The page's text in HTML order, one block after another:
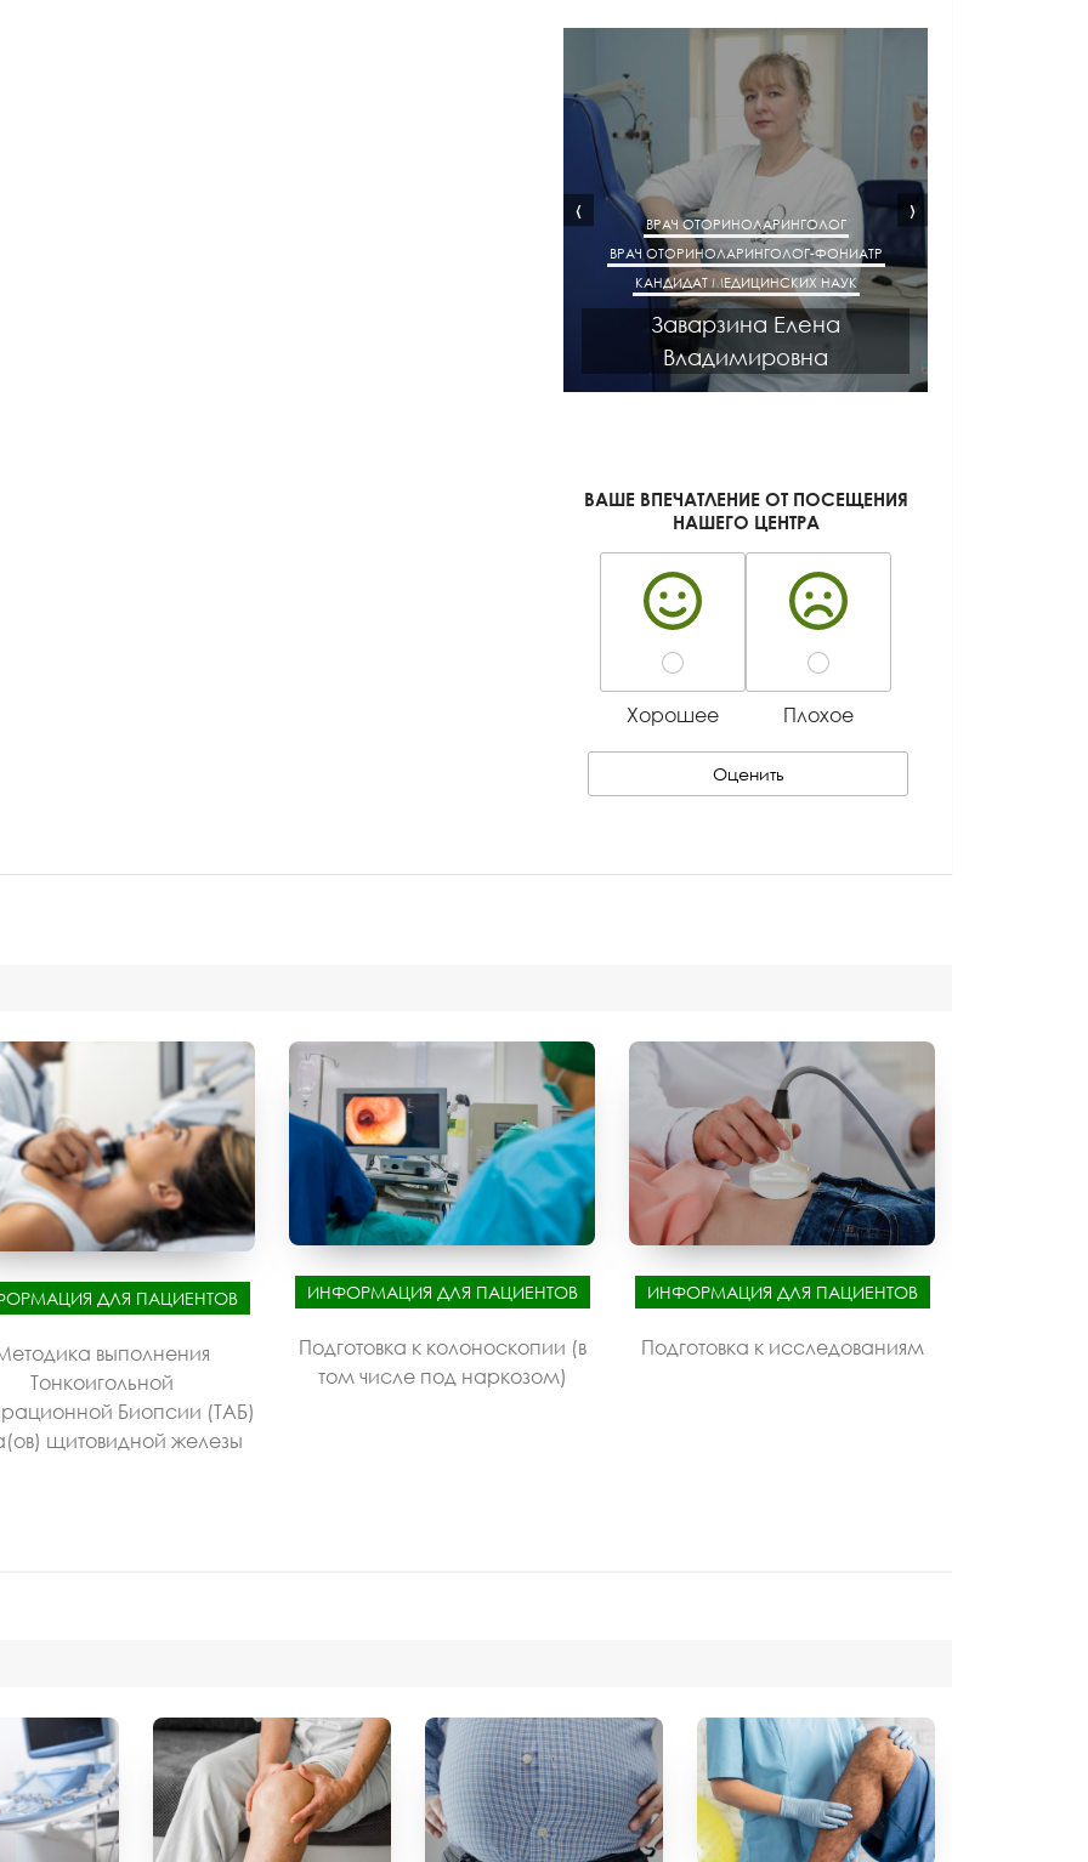
ВРАЧ ОТОРИНОЛАРИНГОЛОГ
ВРАЧ ОТОРИНОЛАРИНГОЛОГ-ФОНИАТР
КАНДИДАТ МЕДИЦИНСКИХ НАУК
Заварзина Елена
Владимировна
‹ ›
ВАШЕ ВПЕЧАТЛЕНИЕ ОТ ПОСЕЩЕНИЯ
НАШЕГО ЦЕНТРА
Хорошее Плохое
Оценить
ДЛЯ ПАЦИЕНТОВ
выполнения
Тонкоигольной
Биопсии (ТАБ)
щитовидной железы
ИНФОРМАЦИЯ ДЛЯ ПАЦИЕНТОВ
Подготовка к колоноскопии (в
том числе под наркозом)
ИНФОРМАЦИЯ ДЛЯ ПАЦИЕНТОВ
Подготовка к исследованиям